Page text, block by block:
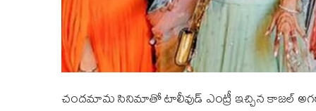
చందమామ సినిమాతో టాలీవుడ్ ఎంట్రీ ఇచ్చిన కాజల్